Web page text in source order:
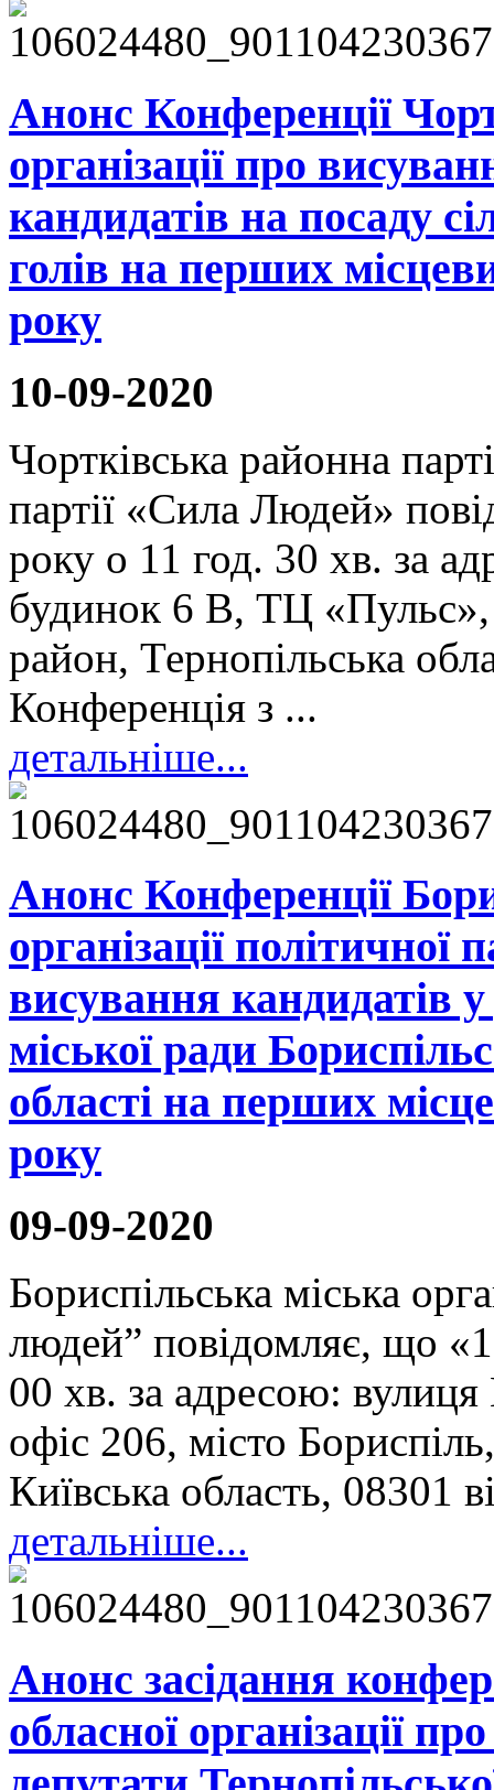
Анонс Конференції
організації про
кандидатів на посаду
голів на перших
року
10-09-2020
Чортківська районна
партії «Сила Людей»
року о 11 год. 30 хв. за
будинок 6 В, ТЦ «Пульс»,
район, Тернопільська
Конференція з ...
детальніше...
Анонс Конференції
організації
висування кандидатів
міської ради
області на перших
року
09-09-2020
Бориспільська міська
людей” повідомляє, що
00 хв. за адресою:
офіс 206, місто
Київська область, 08301
детальніше...
Анонс засідання
обласної організації